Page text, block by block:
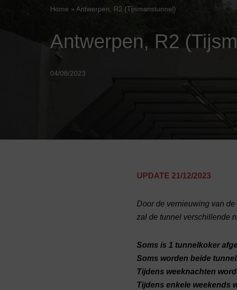
Home » Antwerpen, R2 (Tijsmanstunnel)
Antwerpen, R2
04/08/2023
UPDATE 21/12/2023
Door de vernieuwing van
zal de tunnel verschillende
Soms is 1 tunnelkoker
Soms worden beide
Tijdens weeknachten
Tijdens enkele weekends